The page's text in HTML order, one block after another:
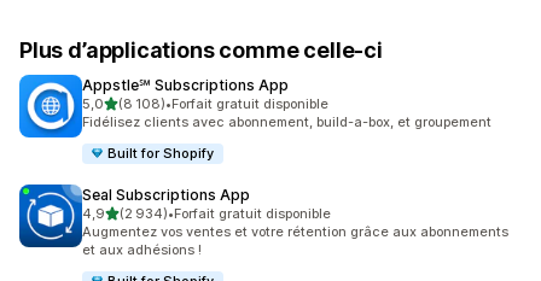
Plus d’applications comme celle-ci
Appstle℠ Subscriptions App
5,0étoile(s) sur 5
(8 108)
8108 avis au total
•Forfait gratuit disponible
Fidélisez clients avec abonnement, build-a-box, et groupement
Built for Shopify
Seal Subscriptions App
4,9étoile(s) sur 5
(2 934)
2934 avis au total
•Forfait gratuit disponible
Augmentez vos ventes et votre rétention grâce aux abonnements
et aux adhésions !